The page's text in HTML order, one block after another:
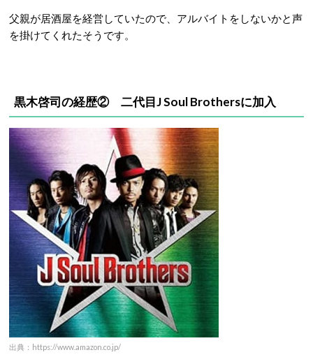
父親が居酒屋を経営していたので、アルバイトをしないかと声
を掛けてくれたそうです。
黒木啓司の経歴② 二代目J Soul Brothersに加入
出典：https://www.amazon.co.jp/